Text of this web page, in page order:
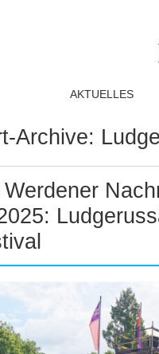
AKTUELLES
Archive:
Werdener